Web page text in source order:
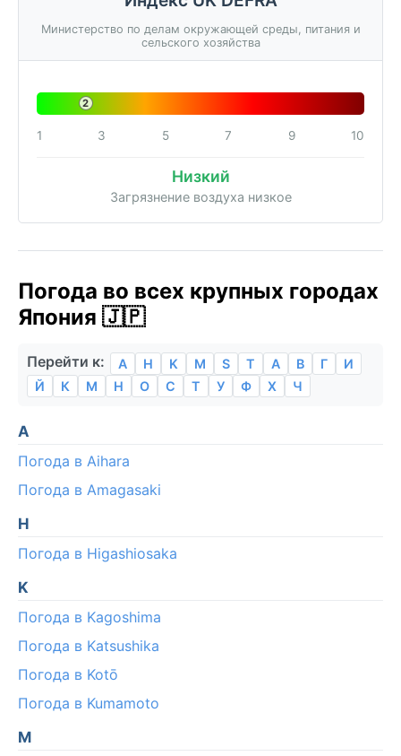
Министерство по делам окружающей среды, питания и
сельского хозяйства
2
1 3 5 7 9 10
Низкий
Загрязнение воздуха низкое
Погода во всех крупных городах
Япония 🇯🇵
Перейти к: A H K M S T А В Г
И
Й
К М Н О С Т У Ф Х Ч
A
Погода в Aihara
Погода в Amagasaki
H
Погода в Higashiosaka
K
Погода в Kagoshima
Погода в Katsushika
Погода в Kotō
Погода в Kumamoto
M